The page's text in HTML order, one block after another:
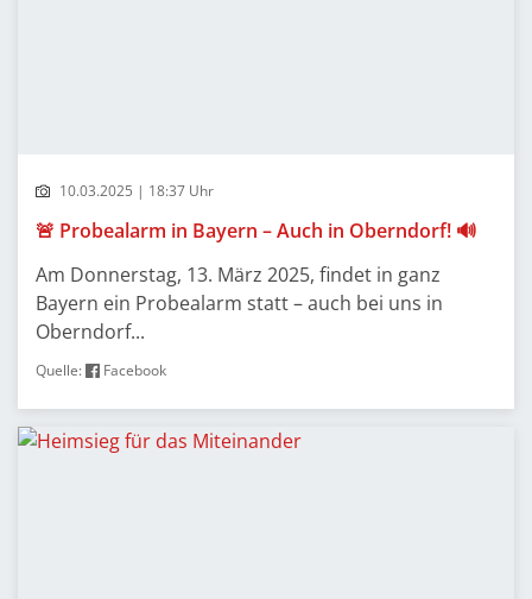
10.03.2025 | 18:37 Uhr
🚨 Probealarm in Bayern – Auch in Oberndorf! 🔊
Am Donnerstag, 13. März 2025, findet in ganz
Bayern ein Probealarm statt – auch bei uns in
Oberndorf...
Quelle: Facebook